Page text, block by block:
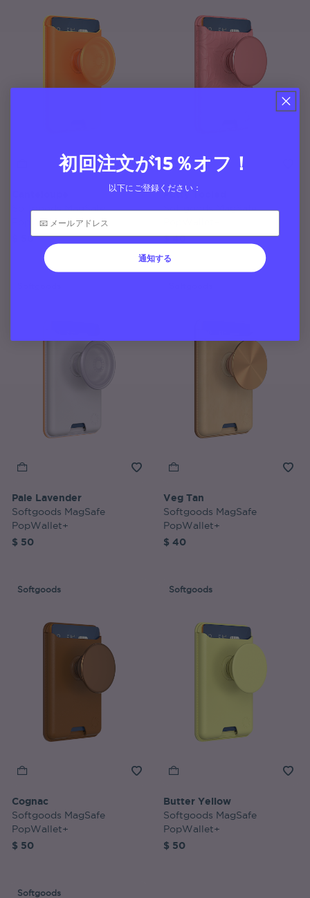
Softgoods MagSafe
PopWallet+
$ 50
Putty Tooled
Softgoods MagSafe
$ 40
Pale Lavender
Softgoods MagSafe
PopWallet+
$ 50
Veg Tan
Softgoods MagSafe
PopWallet+
$ 40
Softgoods
Cognac
Softgoods MagSafe
PopWallet+
$ 50
Softgoods
Butter Yellow
Softgoods MagSafe
PopWallet+
$ 50
Softgoods
初回注文が15％オフ！
以下にご登録ください：
通知する